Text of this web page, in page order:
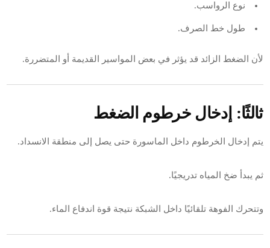
نوع الرواسب.
طول خط الصرف.
لأن الضغط الزائد قد يؤثر في بعض المواسير القديمة أو المتضررة.
ثالثًا: إدخال خرطوم الضغط
يتم إدخال الخرطوم داخل الماسورة حتى يصل إلى منطقة الانسداد.
ثم يبدأ ضخ المياه تدريجيًا.
وتتحرك الفوهة تلقائيًا داخل الشبكة نتيجة قوة اندفاع الماء.